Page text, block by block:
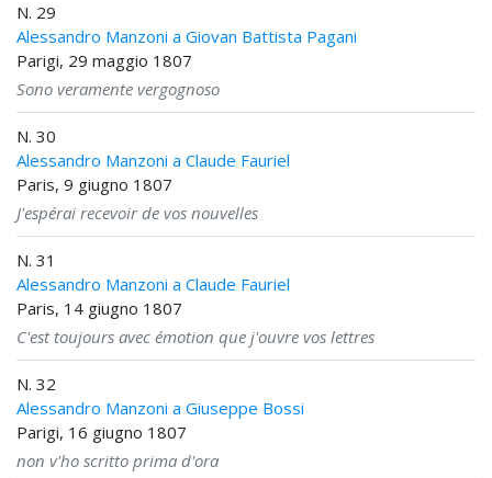
N. 29
Alessandro Manzoni a Giovan Battista Pagani
Parigi, 29 maggio 1807
Sono veramente vergognoso
N. 30
Alessandro Manzoni a Claude Fauriel
Paris, 9 giugno 1807
J'espérai recevoir de vos nouvelles
N. 31
Alessandro Manzoni a Claude Fauriel
Paris, 14 giugno 1807
C'est toujours avec émotion que j'ouvre vos lettres
N. 32
Alessandro Manzoni a Giuseppe Bossi
Parigi, 16 giugno 1807
non v'ho scritto prima d'ora